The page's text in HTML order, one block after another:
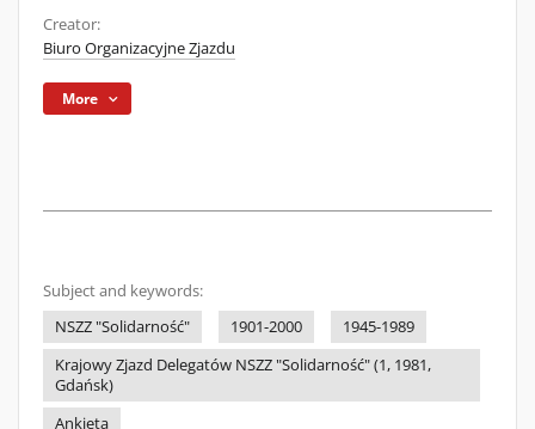
Creator:
Biuro Organizacyjne Zjazdu
More
Subject and keywords:
NSZZ "Solidarność"
1901-2000
1945-1989
Krajowy Zjazd Delegatów NSZZ "Solidarność" (1, 1981,
Gdańsk)
Ankieta